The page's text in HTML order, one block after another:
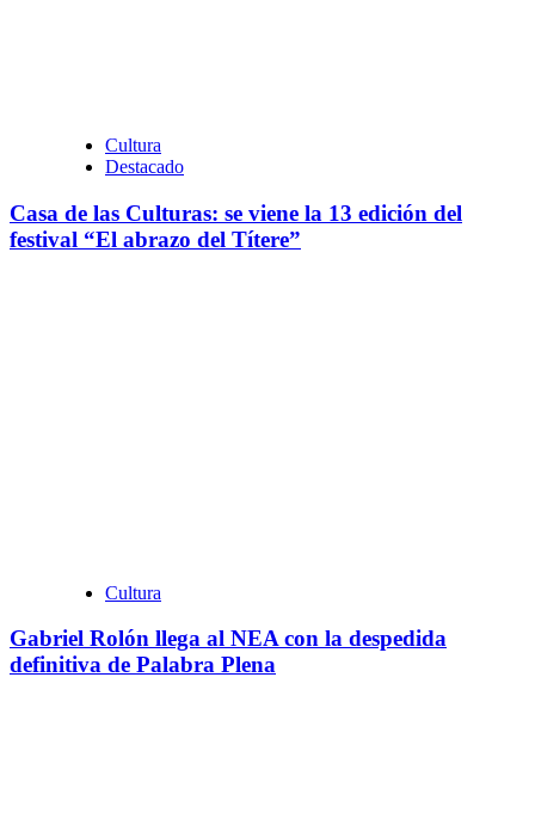
Cultura
Destacado
Casa de las Culturas: se viene la 13 edición del
festival “El abrazo del Títere”
Cultura
Gabriel Rolón llega al NEA con la despedida
definitiva de Palabra Plena